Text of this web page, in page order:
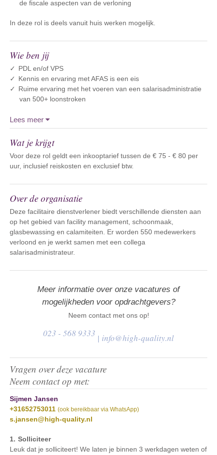
Vragen over deze vacature
Neem contact op met:
Sijmen Jansen
+31652753011 (ook bereikbaar via WhatsApp)
s.jansen@high-quality.nl
Solliciteer
Leuk dat je solliciteert! We laten je binnen 3 werkdagen weten of
de fiscale aspecten van de verloning
In deze rol is deels vanuit huis werken mogelijk.
Wie ben jij
PDL en/of VPS
Kennis en ervaring met AFAS is een eis
Ruime ervaring met het voeren van een salarisadministratie
van 500+ loonstroken
Lees meer
Wat je krijgt
Voor deze rol geldt een inkooptarief tussen de € 75 - € 80 per
uur, inclusief reiskosten en exclusief btw.
Over de organisatie
Deze facilitaire dienstverlener biedt verschillende diensten aan
op het gebied van facility management, schoonmaak,
glasbewassing en calamiteiten. Er worden 550 medewerkers
verloond en je werkt samen met een collega
salarisadministrateur.
Meer informatie over onze vacatures of
mogelijkheden voor opdrachtgevers?
Neem contact met ons op!
023 - 568 9333 | info@high-quality.nl